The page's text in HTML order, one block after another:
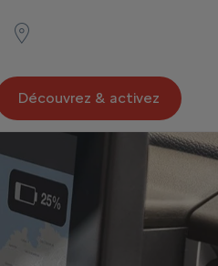
Découvrez & activez